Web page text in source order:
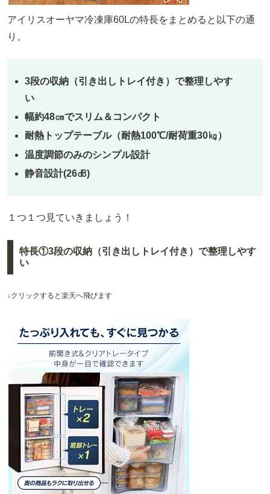
アイリスオーヤマ冷凍庫60Lの特長をまとめると以下の通
り。
3段の収納（引き出しトレイ付き）で整理しやす
い
幅約48㎝でスリム＆コンパクト
耐熱トップテーブル（耐熱100℃/耐荷重30㎏）
温度調節のみのシンプル設計
静音設計(26㏈)
１つ１つ見ていきましょう！
特長①3段の収納（引き出しトレイ付き）で整理しやす
い
↓クリックすると楽天へ飛びます